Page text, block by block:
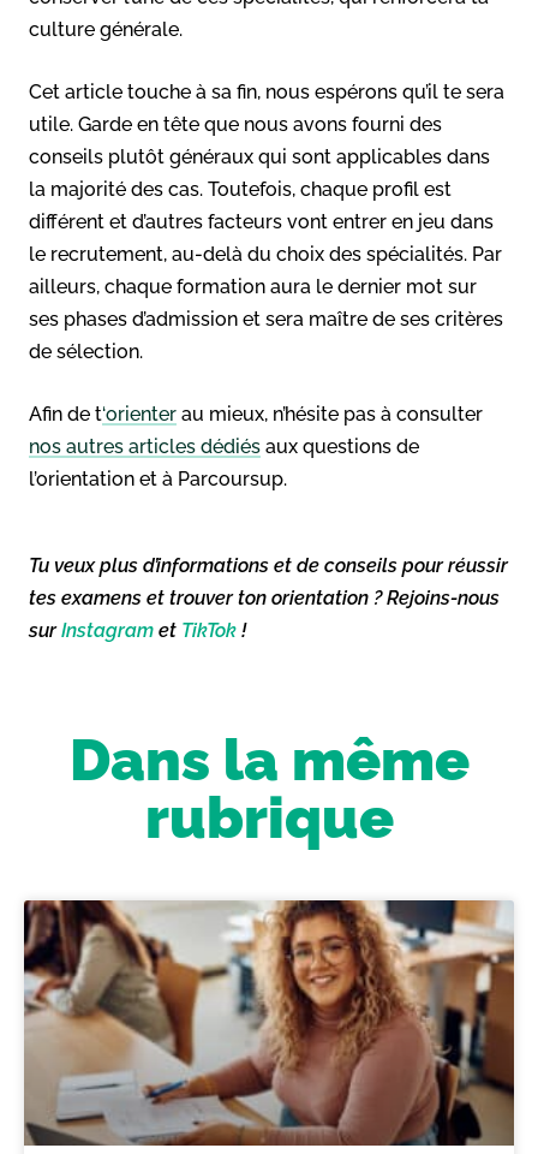
culture générale.
Cet article touche à sa fin, nous espérons qu’il te sera
utile. Garde en tête que nous avons fourni des
conseils plutôt généraux qui sont applicables dans
la majorité des cas. Toutefois, chaque profil est
différent et d’autres facteurs vont entrer en jeu dans
le recrutement, au-delà du choix des spécialités. Par
ailleurs, chaque formation aura le dernier mot sur
ses phases d’admission et sera maître de ses critères
de sélection.
Afin de t‘orienter au mieux, n’hésite pas à consulter
nos autres articles dédiés aux questions de
l’orientation et à Parcoursup.
Tu veux plus d’informations et de conseils pour réussir
tes examens et trouver ton orientation ? Rejoins-nous
surInstagram et TikTok !
Dans la même
rubrique